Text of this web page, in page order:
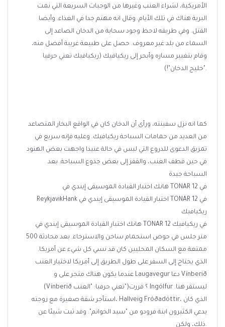
الأمريكية، لشراء العنب وغيرها من الوجبات السريعة التي نمت
البرية هناك في تلك الأيام. وقال انه مهتم جدا في الغذاء. وأيضا
القتل. وفي طريقه لاحظ وجود سحابة من الدخان الصاعد إلى
السماء من بلد غير معروف. حصل على طبيعة غريبة أفضل منه،
وقام بتغيير مساره وأبحر إلى ريكيافيك (ريكيافيك تعني حرفيا
"خليج الدخان"!).
كما انه نزل سفينته، ​​ورأى أن الدخان كان في الواقع البخار المتصاعد
من العديد من حمامات السباحة ريكيافيك. وعليه فإنه سريع في
تمزيق الدعوى للدروع التي لبس في حالة عنيدا واجهت بعض الهنود
في حين قطف العنب، والقفز إلى بعض جذوع السباحة. بعد
السباحة جيدة
هانك اختبار القيادة الموسيقى إيندي في TONAR 12 في
ReykjavikHank اختبار القيادة الموسيقى إيندي في TONAR 12 في
ريكيافيك
هانك اختبار القيادة الموسيقى إيندي في TONAR 12 في ريكيافيك
500 متر جلس في حوض استحمام ساخن والاسترخاء. بعد محادثة
ممتعة مع السكان المحليين كان قد نسي كل شيء عن أمريكا.
الذي يحتاج إلى السفر على طول الطريق إلى أمريكا لاختيار العنب
عندما يكون هناك متجر على و Laugavegur دعا Vínberið
(Vínberið تعني حرفيا: "العنب")؟ قررت Ingólfur ليستقر هنا.
استأجر شقة صغيرة مع زوجته، Hallveig Fróðadóttir، الذي كان
يدعي الكثيرون ابنة فرودو من "سيد الخواتم". وقد ثبت شيئا عن
ذلك، ولكن.